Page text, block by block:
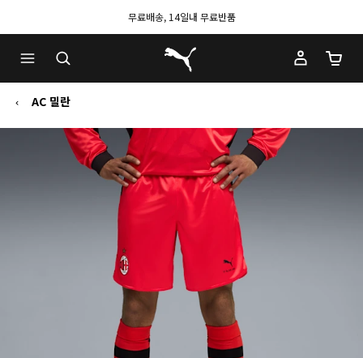
무료배송, 14일내 무료반품
푸마 홈
장바
AC 밀란